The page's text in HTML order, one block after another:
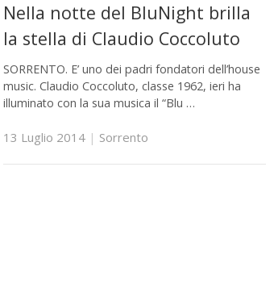
Nella notte del BluNight brilla
la stella di Claudio Coccoluto
SORRENTO. E’ uno dei padri fondatori dell’house
music. Claudio Coccoluto, classe 1962, ieri ha
illuminato con la sua musica il “Blu …
13 Luglio 2014| Sorrento